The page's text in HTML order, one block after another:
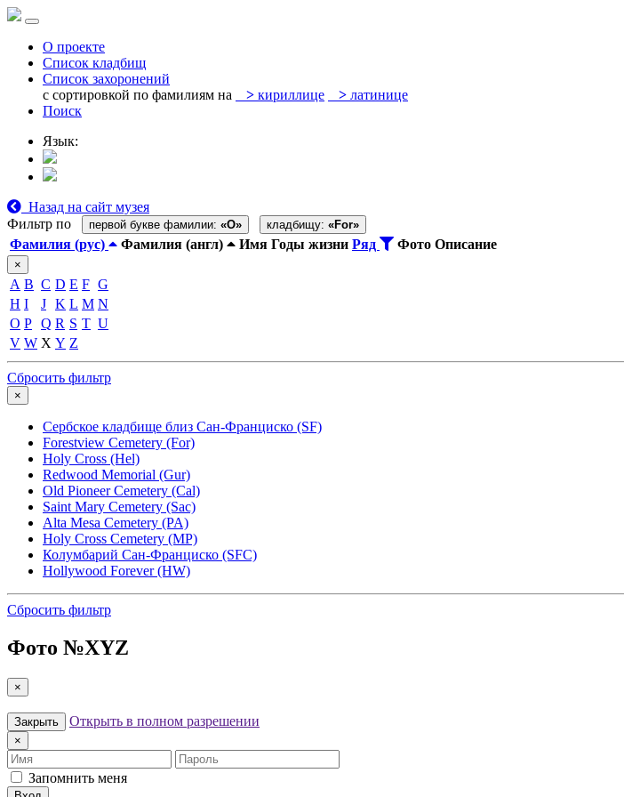
О проекте
Список кладбищ
Список захоронений
с сортировкой по фамилиям на
> кириллице > латинице
Поиск
Язык:
Назад на сайт музея
Фильтр по
первой букве фамилии: «O» кладбищу: «For»
Фамилия (рус) Фамилия (англ) Имя Годы жизни Ряд Фото Описание
×
A B C D E F G
H I J K L M N
O P Q R S T U
V W X Y Z
Сбросить фильтр
×
Сербское кладбище близ Сан-Франциско (SF)
Forestview Cemetery (For)
Holy Cross (Hel)
Redwood Memorial (Gur)
Old Pioneer Cemetery (Cal)
Saint Mary Cemetery (Sac)
Alta Mesa Cemetery (PA)
Holy Cross Cemetery (MP)
Колумбарий Сан-Франциско (SFC)
Hollywood Forever (HW)
Сбросить фильтр
Фото №XYZ
×
Закрыть Открыть в полном разрешении
×
Имя
Пароль
Запомнить меня